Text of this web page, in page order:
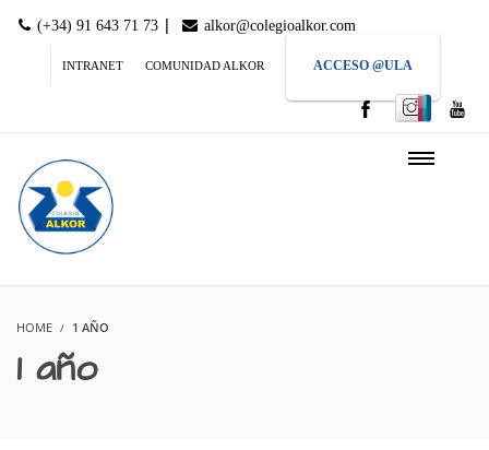
(+34) 91 643 71 73 | alkor@colegioalkor.com
INTRANET COMUNIDAD ALKOR ACCESO @ULA
HOME 1 AÑO
1 año